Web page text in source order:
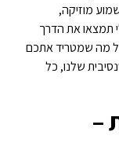
מוזיקה,
תמצאו את הדרך
מה שמטריד אתכם
שלנו, כל
–